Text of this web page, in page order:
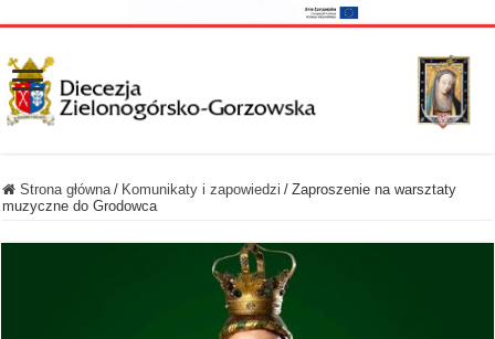
Strona główna / Komunikaty i zapowiedzi / Zaproszenie na warsztaty
muzyczne do Grodowca